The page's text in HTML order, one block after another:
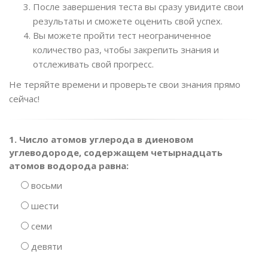
После завершения теста вы сразу увидите свои
результаты и сможете оценить свой успех.
Вы можете пройти тест неограниченное
количество раз, чтобы закрепить знания и
отслеживать свой прогресс.
Не теряйте времени и проверьте свои знания прямо
сейчас!
1. Число атомов углерода в диеновом
углеводороде, содержащем четырнадцать
атомов водорода равна:
восьми
шести
семи
девяти